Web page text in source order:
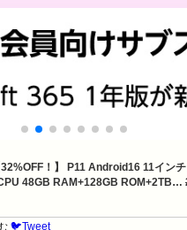
！】 P11 Android16 11イン
48GB RAM+128GB ROM+2TB…
🐦Tweet